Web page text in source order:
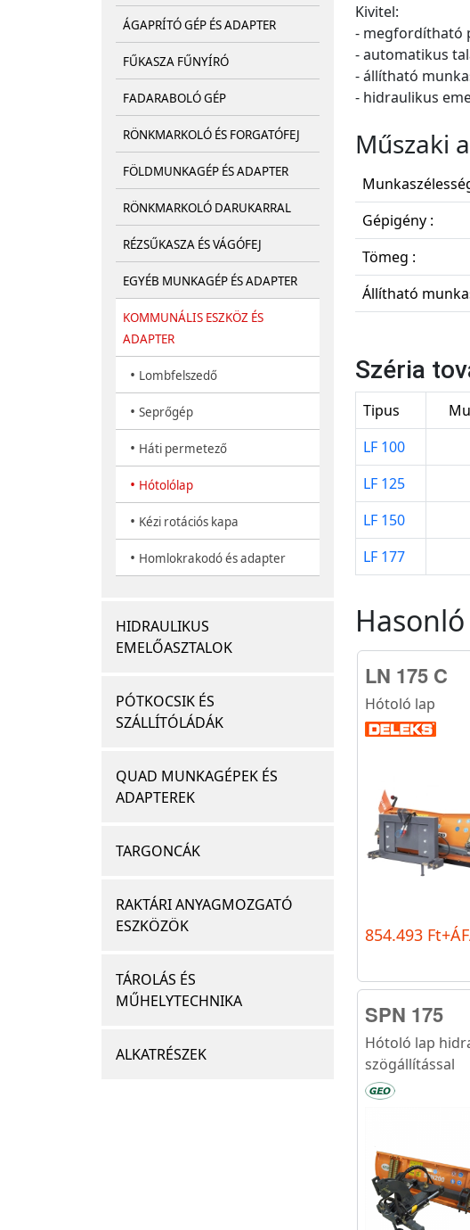
ÁGAPRÍTÓ GÉP ÉS ADAPTER
FŰKASZA FŰNYÍRÓ
FADARABOLÓ GÉP
RÖNKMARKOLÓ ÉS FORGATÓFEJ
FÖLDMUNKAGÉP ÉS ADAPTER
RÖNKMARKOLÓ DARUKARRAL
RÉZSŰKASZA ÉS VÁGÓFEJ
EGYÉB MUNKAGÉP ÉS ADAPTER
KOMMUNÁLIS ESZKÖZ ÉS
ADAPTER
• Lombfelszedő
• Seprőgép
• Háti permetező
• Hótolólap
• Kézi rotációs kapa
• Homlokrakodó és adapter
HIDRAULIKUS
EMELŐASZTALOK
PÓTKOCSIK ÉS
SZÁLLÍTÓLÁDÁK
QUAD MUNKAGÉPEK ÉS
ADAPTEREK
TARGONCÁK
RAKTÁRI ANYAGMOZGATÓ
ESZKÖZÖK
TÁROLÁS ÉS
MŰHELYTECHNIKA
ALKATRÉSZEK
Kivitel:
- megfordítható
- automatikus
- állítható
- hidraulikus
Műszaki
Gépigény :
Tömeg :
Állítható
Széria
Tipus
LF 100
LF 125
LF 150
LF 177
LN 175 C
Hótoló lap
854.493
SPN 175
Hótoló lap
szögállítással